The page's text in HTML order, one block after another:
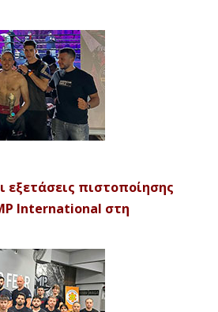
πιστοποίησης
International στη